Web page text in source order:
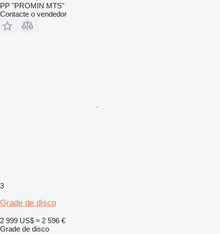
PP "PROMIN MTS"
Contacte o vendedor
3
Grade de disco
2 999 US$ ≈ 2 596 €
Grade de disco